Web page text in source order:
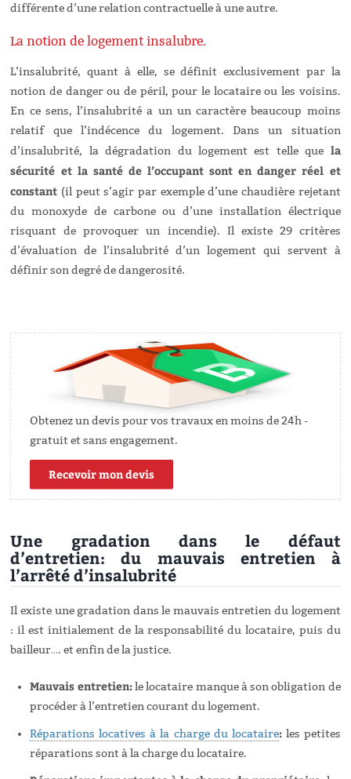
différente d’une relation contractuelle à une autre.
La notion de logement insalubre.
L’insalubrité, quant à elle, se définit exclusivement par la
notion de danger ou de péril, pour le locataire ou les voisins.
En ce sens, l’insalubrité a un un caractère beaucoup moins
relatif que l’indécence du logement. Dans un situation
d’insalubrité, la dégradation du logement est telle que la
sécurité et la santé de l’occupant sont en danger réel et
constant (il peut s’agir par exemple d’une chaudière rejetant
du monoxyde de carbone ou d’une installation électrique
risquant de provoquer un incendie). Il existe 29 critères
d’évaluation de l’insalubrité d’un logement qui servent à
définir son degré de dangerosité.
Obtenez un devis pour vos travaux en moins de 24h -
gratuit et sans engagement.
Recevoir mon devis
Une gradation dans le défaut
d’entretien: du mauvais entretien à
l’arrêté d’insalubrité
Il existe une gradation dans le mauvais entretien du logement
: il est initialement de la responsabilité du locataire, puis du
bailleur…. et enfin de la justice.
Mauvais entretien:le locataire manque à son obligation de
procéder à l’entretien courant du logement.
Réparations locatives à la charge du locataire: les petites
réparations sont à la charge du locataire.